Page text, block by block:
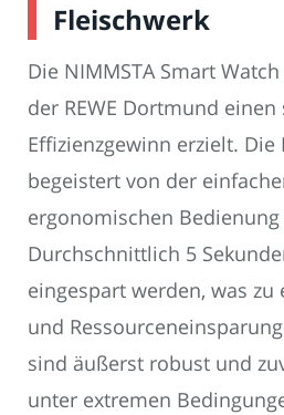
Fleischwerk
Die NIMMSTA Smart
der REWE Dortmund
Effizienzgewinn erzielt.
begeistert von der
ergonomischen
Durchschnittlich 5
eingespart werden, was zu
und
sind äußerst robust und
unter extremen